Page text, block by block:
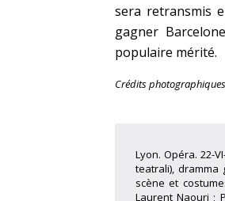
sera retransmis
gagner
populaire mérité.
Crédits
Lyon. Opéra. 22-
teatrali),
scène et
Laurent Naouri ;